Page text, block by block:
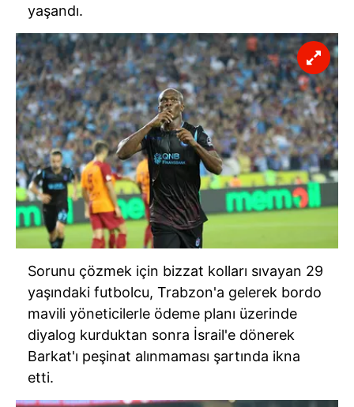
ilgili mevzuata uygun olarak kullanılan çerezlerle ilgili bilgi
yaşandı.
Sorunu çözmek için bizzat kolları sıvayan 29
yaşındaki futbolcu, Trabzon'a gelerek bordo
mavili yöneticilerle ödeme planı üzerinde
diyalog kurduktan sonra İsrail'e dönerek
Barkat'ı peşinat alınmaması şartında ikna
etti.